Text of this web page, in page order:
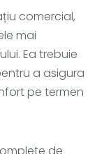
comercial,
mai
Ea trebuie
a asigura
pe termen